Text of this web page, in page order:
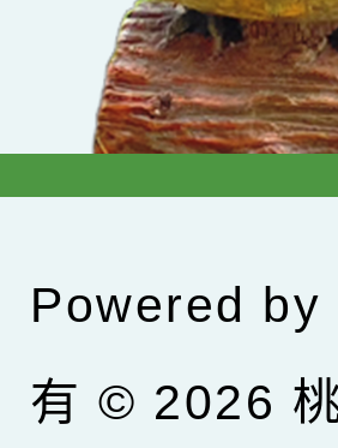
Powered by
有 © 2026